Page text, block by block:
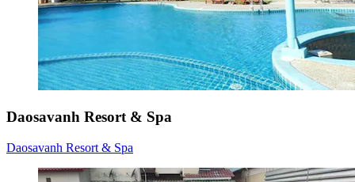
Daosavanh Resort & Spa
Daosavanh Resort & Spa